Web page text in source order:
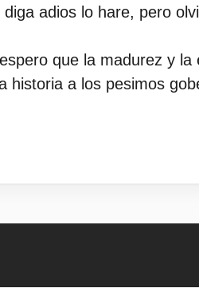
adios lo hare, pero
que la madurez y la
historia a los pesimos